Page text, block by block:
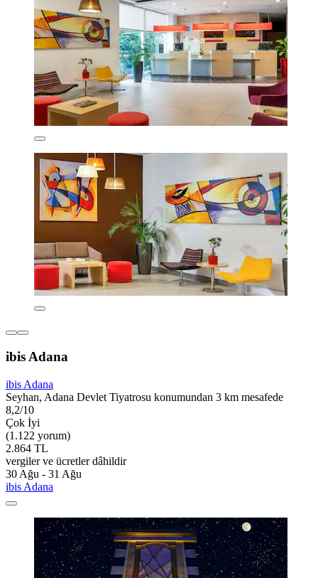
ibis Adana
ibis Adana
Seyhan, Adana Devlet Tiyatrosu konumundan 3 km mesafede
8,2/10
Çok İyi
(1.122 yorum)
2.864 TL
vergiler ve ücretler dâhildir
30 Ağu - 31 Ağu
ibis Adana